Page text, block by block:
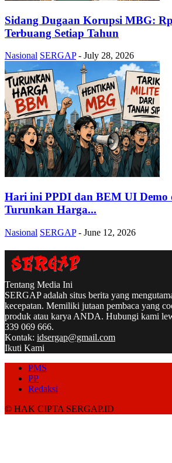
Sidang Dugaan Korupsi MBG:
Terbuang Setiap Tahun
Nasional SERGAP - July 28, 2026
Hari ini PPDI dan BEM UI Demo
Turunkan Harga...
Nasional SERGAP - June 12, 2026
Tentang Media Ini
SERGAP adalah situs berita yang
kecepatan. Memiliki jutaan pembaca yang
produk atau karya ANDA. Hubungi kami
339 069 666.
Kontak: idsergap@gmail.com
Ikuti Kami
PMS
PP
Redaksi
© HAK CIPTA SERGAP.ID